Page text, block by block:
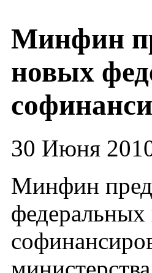
Минфин
новых
30 Июня
Минфин